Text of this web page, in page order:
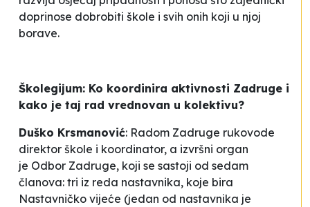
doprinose dobrobiti škole i svih onih koji u njoj
borave.
Školegijum: Ko koordinira aktivnosti Zadruge i
kako je taj rad vrednovan u kolektivu?
Duško Krsmanović: Radom Zadruge rukovode
direktor škole i koordinator, a izvršni organ
je Odbor Zadruge, koji se sastoji od sedam
članova: tri iz reda nastavnika, koje bira
Nastavničko vijeće (jedan od nastavnika je